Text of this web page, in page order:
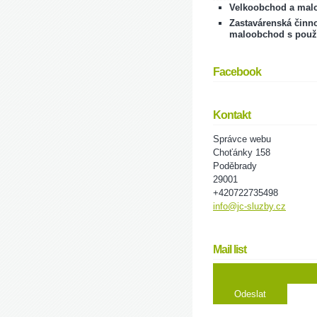
Velkoobchod a
Zastavárenská
maloobchod s
Facebook
Kontakt
Správce webu
Choťánky 158
Poděbrady
29001
+420722735498
info@jc-sluzby.cz
Mail list